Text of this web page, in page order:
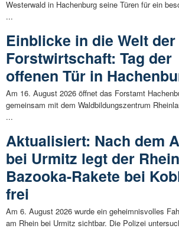
Westerwald in Hachenburg seine Türen für ein
...
Einblicke in die Welt der
Forstwirtschaft: Tag der
offenen Tür in
Am 16. August 2026 öffnet das Forstamt
gemeinsam mit dem Waldbildungszentrum
...
Aktualisiert: Nach dem
bei Urmitz legt der Rhein
Bazooka-Rakete bei
frei
Am 6. August 2026 wurde ein geheimnisvolles
am Rhein bei Urmitz sichtbar. Die Polizei